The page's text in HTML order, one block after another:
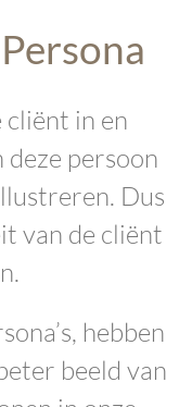
Persona
cliënt in en
persoon
Dus
van de cliënt
hebben
beeld van